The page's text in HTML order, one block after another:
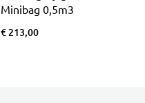
Minibag 0,5m3
€ 213,00